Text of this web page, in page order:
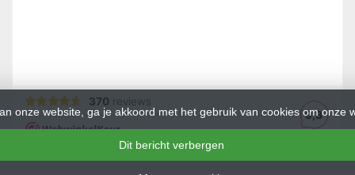
onze website, ga je akkoord met het gebruik van cookies om onze
Dit bericht verbergen